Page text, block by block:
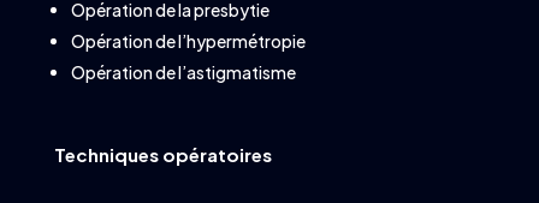
Opération de la presbytie
Opération de l’hypermétropie
Opération de l’astigmatisme
Techniques opératoires